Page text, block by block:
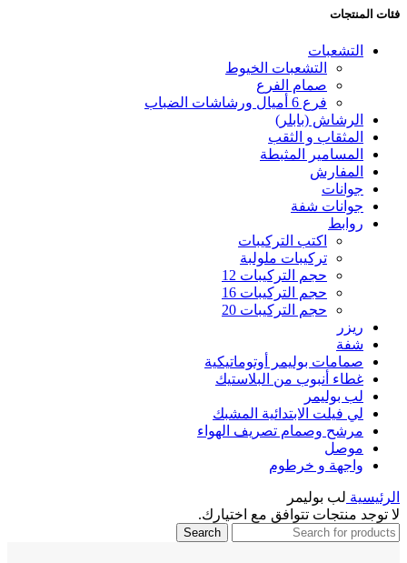
فئات المنتجات
التشعبات
التشعبات الخيوط
صمام الفرع
فرع 6 أميال ورشاشات الضباب
الرشاش (بابلر)
المثقاب و الثقب
المسامير المثبطة
المفارش
جوانات
جوانات شفة
روابط
اكتب التركيبات
تركيبات ملولبة
حجم التركيبات 12
حجم التركيبات 16
حجم التركيبات 20
ريزر
شفة
صمامات بوليمر أوتوماتيكية
غطاء أنبوب من البلاستيك
لب بوليمر
لي فيلت الابتدائية المشبك
مرشح وصمام تصريف الهواء
موصل
واجهة و خرطوم
الرئيسية لب بوليمر
لا توجد منتجات تتوافق مع اختيارك.
Search